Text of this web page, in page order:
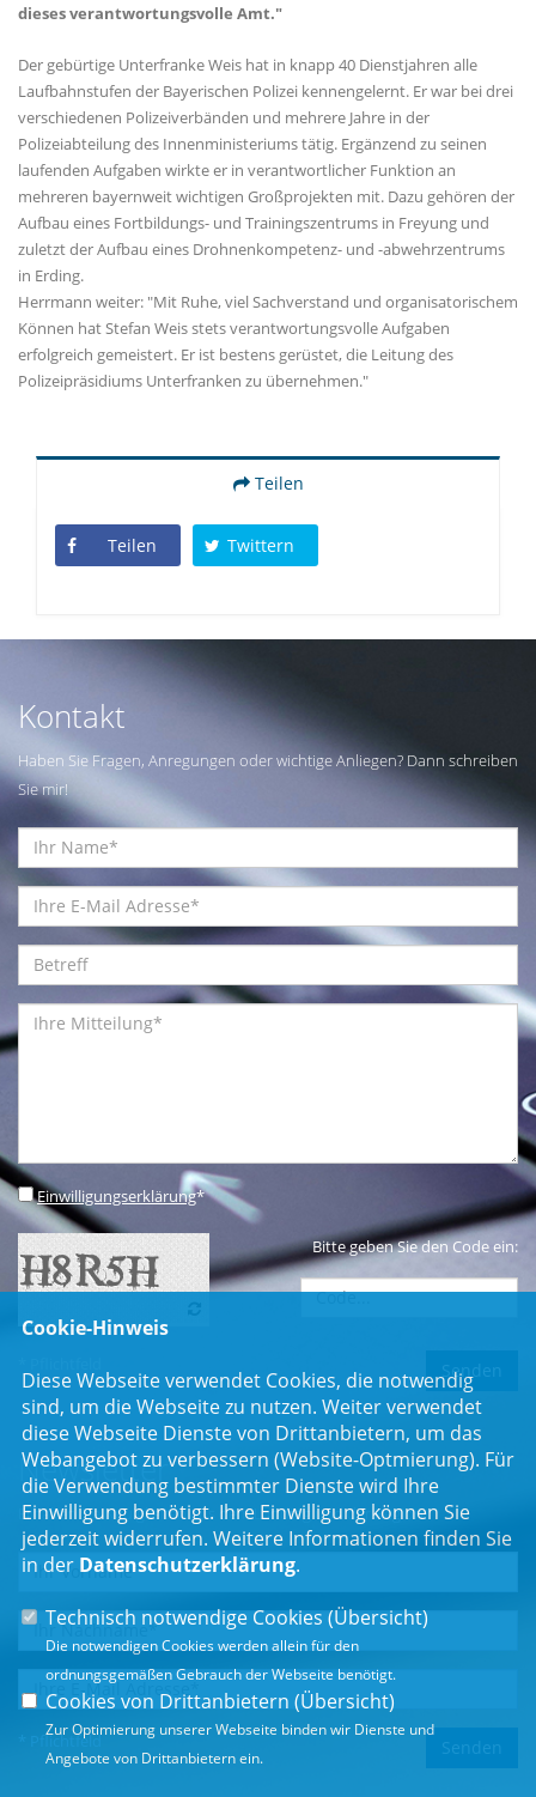
dieses verantwortungsvolle Amt."
Der gebürtige Unterfranke Weis hat in knapp 40 Dienstjahren alle
Laufbahnstufen der Bayerischen Polizei kennengelernt. Er war bei drei
verschiedenen Polizeiverbänden und mehrere Jahre in der
Polizeiabteilung des Innenministeriums tätig. Ergänzend zu seinen
laufenden Aufgaben wirkte er in verantwortlicher Funktion an
mehreren bayernweit wichtigen Großprojekten mit. Dazu gehören der
Aufbau eines Fortbildungs- und Trainingszentrums in Freyung und
zuletzt der Aufbau eines Drohnenkompetenz- und -abwehrzentrums
in Erding.
Herrmann weiter: "Mit Ruhe, viel Sachverstand und organisatorischem
Können hat Stefan Weis stets verantwortungsvolle Aufgaben
erfolgreich gemeistert. Er ist bestens gerüstet, die Leitung des
Polizeipräsidiums Unterfranken zu übernehmen."
Teilen
Teilen Twittern
Kontakt
Haben Sie Fragen, Anregungen oder wichtige Anliegen? Dann schreiben
Sie mir!
Einwilligungserklärung*
Bitte geben Sie den Code ein:
Newsletter
Erhalten Sie Neuigkeiten aus dem Landtag und der Region.
* Pflichtfeld
Cookie-Hinweis
Diese Webseite verwendet Cookies, die notwendig
sind, um die Webseite zu nutzen. Weiter verwendet
diese Webseite Dienste von Drittanbietern, um das
Webangebot zu verbessern (Website-Optmierung). Für
die Verwendung bestimmter Dienste wird Ihre
Einwilligung benötigt. Ihre Einwilligung können Sie
jederzeit widerrufen. Weitere Informationen finden Sie
in der Datenschutzerklärung.
Technisch notwendige Cookies (Übersicht)
Die notwendigen Cookies werden allein für den
ordnungsgemäßen Gebrauch der Webseite benötigt.
Cookies von Drittanbietern (Übersicht)
Zur Optimierung unserer Webseite binden wir Dienste und
Angebote von Drittanbietern ein.